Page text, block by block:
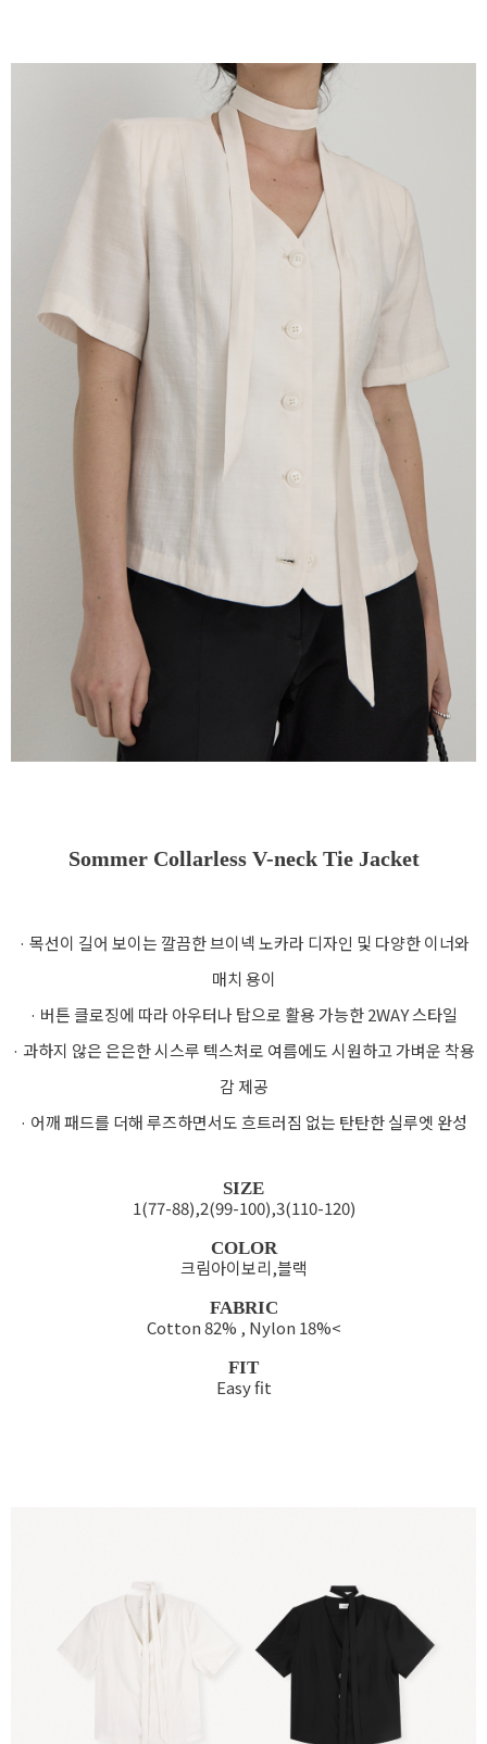
Sommer Collarless V-neck Tie Jacket
· 목선이 길어 보이는 깔끔한 브이넥 노카라 디자인 및 다양한 이너와
매치 용이
· 버튼 클로징에 따라 아우터나 탑으로 활용 가능한 2WAY 스타일
· 과하지 않은 은은한 시스루 텍스처로 여름에도 시원하고 가벼운 착용
감 제공
· 어깨 패드를 더해 루즈하면서도 흐트러짐 없는 탄탄한 실루엣 완성
SIZE
1(77-88),2(99-100),3(110-120)
COLOR
크림아이보리,블랙
FABRIC
Cotton 82% , Nylon 18%<
FIT
Easy fit